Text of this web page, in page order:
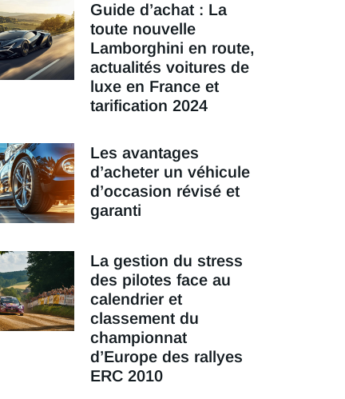
Guide d’achat : La
toute nouvelle
Lamborghini en route,
actualités voitures de
luxe en France et
tarification 2024
Les avantages
d’acheter un véhicule
d’occasion révisé et
garanti
La gestion du stress
des pilotes face au
calendrier et
classement du
championnat
d’Europe des rallyes
ERC 2010